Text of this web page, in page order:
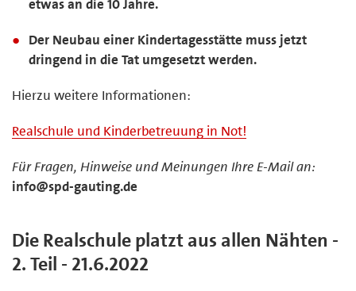
etwas an die 10 Jahre.
Der Neubau einer Kindertagesstätte muss jetzt
dringend in die Tat umgesetzt werden.
Hierzu weitere Informationen:
Realschule und Kinderbetreuung in Not!
Für Fragen, Hinweise und Meinungen Ihre E-Mail an:
info@spd-gauting.de
Die Realschule platzt aus allen Nähten -
2. Teil - 21.6.2022